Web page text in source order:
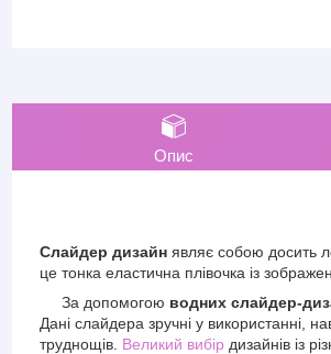
Опис
Слайдер дизайн являє собою досить
це тонка еластична плівочка із
За допомогою водних слайдер-
Дані слайдера зручні у використанні,
труднощів. Великий вибір дизайнів із